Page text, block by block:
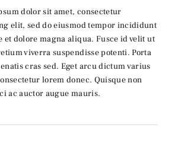
dolor sit amet, consectetur
elit, sed do eiusmod tempor incididunt
et dolore magna aliqua. Fusce id velit ut
viverra suspendisse potenti. Porta
cras sed. Eget arcu dictum varius
lorem donec. Quisque non
ac auctor augue mauris.